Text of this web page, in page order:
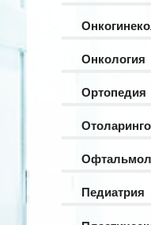
Онкология
Ортопедия
Педиатрия